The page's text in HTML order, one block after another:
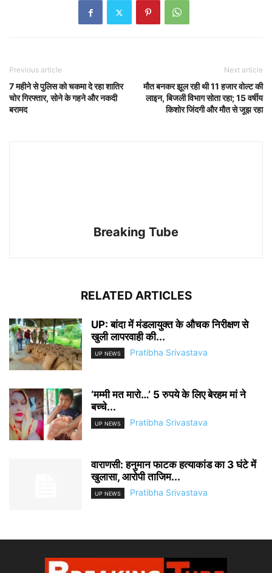
Previous article
7 महीने से पुलिस को चकमा दे रहा शातिर
चोर गिरफ्तार, सोने के गहने और नकदी
बरामद
Next article
मौत बनकर झूल रही थी 11 हजार वोल्ट की
लाइन, बिजली विभाग सोता रहा; 15 वर्षीय
किशोर जिंदगी और मौत से जूझ रहा
Breaking Tube
RELATED ARTICLES
UP: बांदा में मंडलायुक्त के औचक निरीक्षण से
खुली लापरवाही की...
UP NEWS Pratibha Srivastava
‘मम्मी मत मारो…’ 5 रुपये के लिए बेरहम मां ने
बच्चे...
UP NEWS Pratibha Srivastava
वाराणसी: हनुमान फाटक हत्याकांड का 3 घंटे में
खुलासा, आरोपी ताजिम...
UP NEWS Pratibha Srivastava